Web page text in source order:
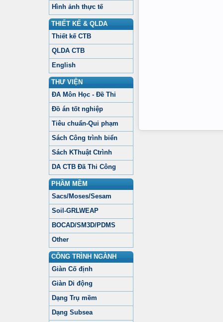
Hình ảnh thực tế
THIẾT KẾ & QLDA
Thiết kế CTB
QLDA CTB
English
THƯ VIỆN
ĐA Môn Học - Đề Thi
Đồ án tốt nghiệp
Tiêu chuẩn-Qui phạm
Sách Công trình biển
Sách KThuật Ctrình
DA CTB Đã Thi Công
PHẦM MỀM
Sacs/Moses/Sesam
Soil-GRLWEAP
BOCAD/SM3D/PDMS
Other
CÔNG TRÌNH NGÀNH
Giàn Cố định
Giàn Di động
Dạng Trụ mềm
Dạng Subsea